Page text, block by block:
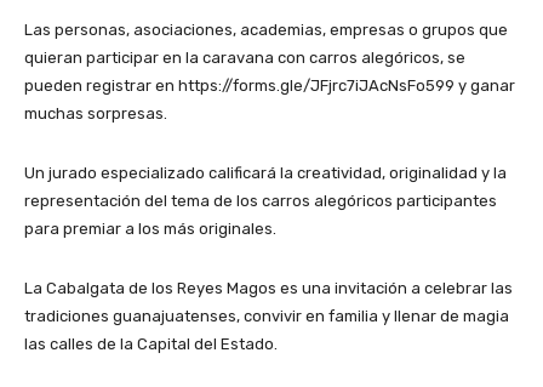
Las personas, asociaciones, academias, empresas o grupos que
quieran participar en la caravana con carros alegóricos, se
pueden registrar en https://forms.gle/JFjrc7iJAcNsFo599 y ganar
muchas sorpresas.
Un jurado especializado calificará la creatividad, originalidad y la
representación del tema de los carros alegóricos participantes
para premiar a los más originales.
La Cabalgata de los Reyes Magos es una invitación a celebrar las
tradiciones guanajuatenses, convivir en familia y llenar de magia
las calles de la Capital del Estado.